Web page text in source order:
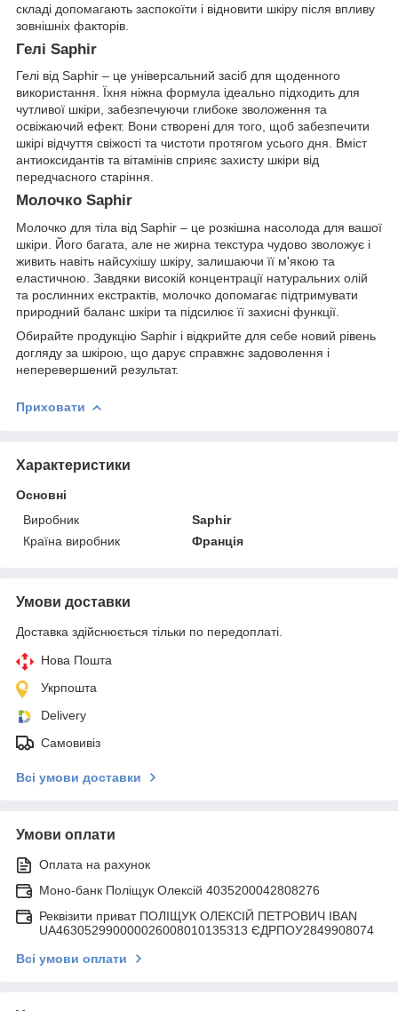
складі допомагають заспокоїти і відновити шкіру після впливу
зовнішніх факторів.
Гелі Saphir
Гелі від Saphir – це універсальний засіб для щоденного
використання. Їхня ніжна формула ідеально підходить для
чутливої шкіри, забезпечуючи глибоке зволоження та
освіжаючий ефект. Вони створені для того, щоб забезпечити
шкірі відчуття свіжості та чистоти протягом усього дня. Вміст
антиоксидантів та вітамінів сприяє захисту шкіри від
передчасного старіння.
Молочко Saphir
Молочко для тіла від Saphir – це розкішна насолода для вашої
шкіри. Його багата, але не жирна текстура чудово зволожує і
живить навіть найсухішу шкіру, залишаючи її м'якою та
еластичною. Завдяки високій концентрації натуральних олій
та рослинних екстрактів, молочко допомагає підтримувати
природний баланс шкіри та підсилює її захисні функції.
Обирайте продукцію Saphir і відкрийте для себе новий рівень
догляду за шкірою, що дарує справжнє задоволення і
неперевершений результат.
Приховати
Характеристики
Основні
Виробник
Saphir
Країна виробник
Франція
Умови доставки
Доставка здійснюється тільки по передоплаті.
Нова Пошта
Укрпошта
Delivery
Самовивіз
Всі умови доставки
Умови оплати
Оплата на рахунок
Моно-банк Поліщук Олексій 4035200042808276
Реквізити приват ПОЛІЩУК ОЛЕКСІЙ ПЕТРОВИЧ IBAN
UA463052990000026008010135313 ЄДРПОУ2849908074
Всі умови оплати